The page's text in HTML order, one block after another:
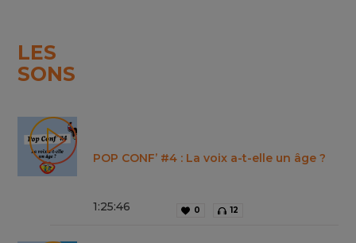
LES
SONS
POP CONF’ #4 : La voix a-t-elle un âge ?
1:25:46 0 12